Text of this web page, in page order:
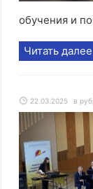
обучения и
Читать
22.03.2025 в